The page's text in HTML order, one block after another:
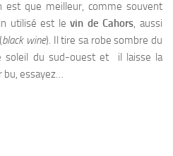
est que meilleur, comme souvent
utilisé est levin de Cahors, aussi
black wine). Il tire sa robe sombre du
soleil du sud-ouest et il laisse la
bu, essayez…